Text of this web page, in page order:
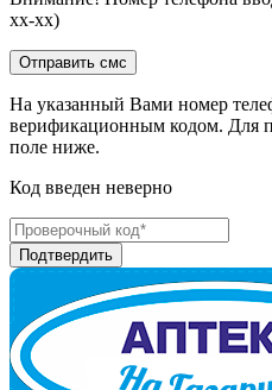
хх-хх)
На указанный Вами номер
верификационным кодом. Для
поле ниже.
Код введен неверно